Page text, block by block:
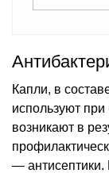
Капли, в
используют
возникают в
— антисептики.